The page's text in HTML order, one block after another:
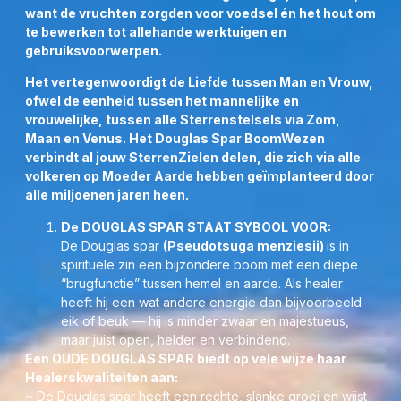
best vanaf spatten hoor. Schrik er niet van, want dit is een
INITIATIE moment van uw Hoger Zelf, die in wezen een
acceleratie op gang brengt door al uw Meridianen op weg
naar al uw 12 voorouderlijke familielijnen heen.
BESCHOUW DIT HOUTEN MOEDER BORD ALS EEN
GESCHENK VAN ONZE EIGEN LEMURIA RASSEN
STAMBOOM
WAARBIJ ZIJ U LEVENSLANG RASECHTE
ONDERSTEUNING ÉN BESCHERMING ZAL AANBIEDEN.
categorie, ondergaan een extra intensieve Healing &
Inwijding op LeMUriaanse wijze in de Sterrenpoort,
waardoor de levertijd soms tot 1 à 2 weken is. Houdt daar
a.u.b. rekening mee, mocht het voor een bepaalde datum
bestemd zijn!
Er zijn 3 Houtsoorten: Douglas Spar, Beuk of Eik, waarin ik
de Symbolen laat aanbrengen. Hierdoor kan de energie
rondom een symbool verschillend uitpakken, maar
uiteraard pósitief
.
want de vruchten zorgden voor voedsel én het hout om
te bewerken tot allehande werktuigen en
gebruiksvoorwerpen.
Het vertegenwoordigt de Liefde tussen Man en Vrouw,
ofwel de eenheid tussen het mannelijke en
vrouwelijke, tussen alle Sterrenstelsels via Zom,
Maan en Venus. Het Douglas Spar BoomWezen
verbindt al jouw SterrenZielen delen, die zich via alle
volkeren op Moeder Aarde hebben geïmplanteerd door
alle miljoenen jaren heen.
De DOUGLAS SPAR STAAT SYBOOL VOOR:
De Douglas spar (Pseudotsuga menziesii) is in
spirituele zin een bijzondere boom met een diepe
“brugfunctie” tussen hemel en aarde. Als healer
heeft hij een wat andere energie dan bijvoorbeeld
eik of beuk — hij is minder zwaar en majestueus,
maar juist open, helder en verbindend.
Een OUDE DOUGLAS SPAR biedt op vele wijze haar
Healerskwaliteiten aan:
~ De Douglas spar heeft een rechte, slanke groei en wijst